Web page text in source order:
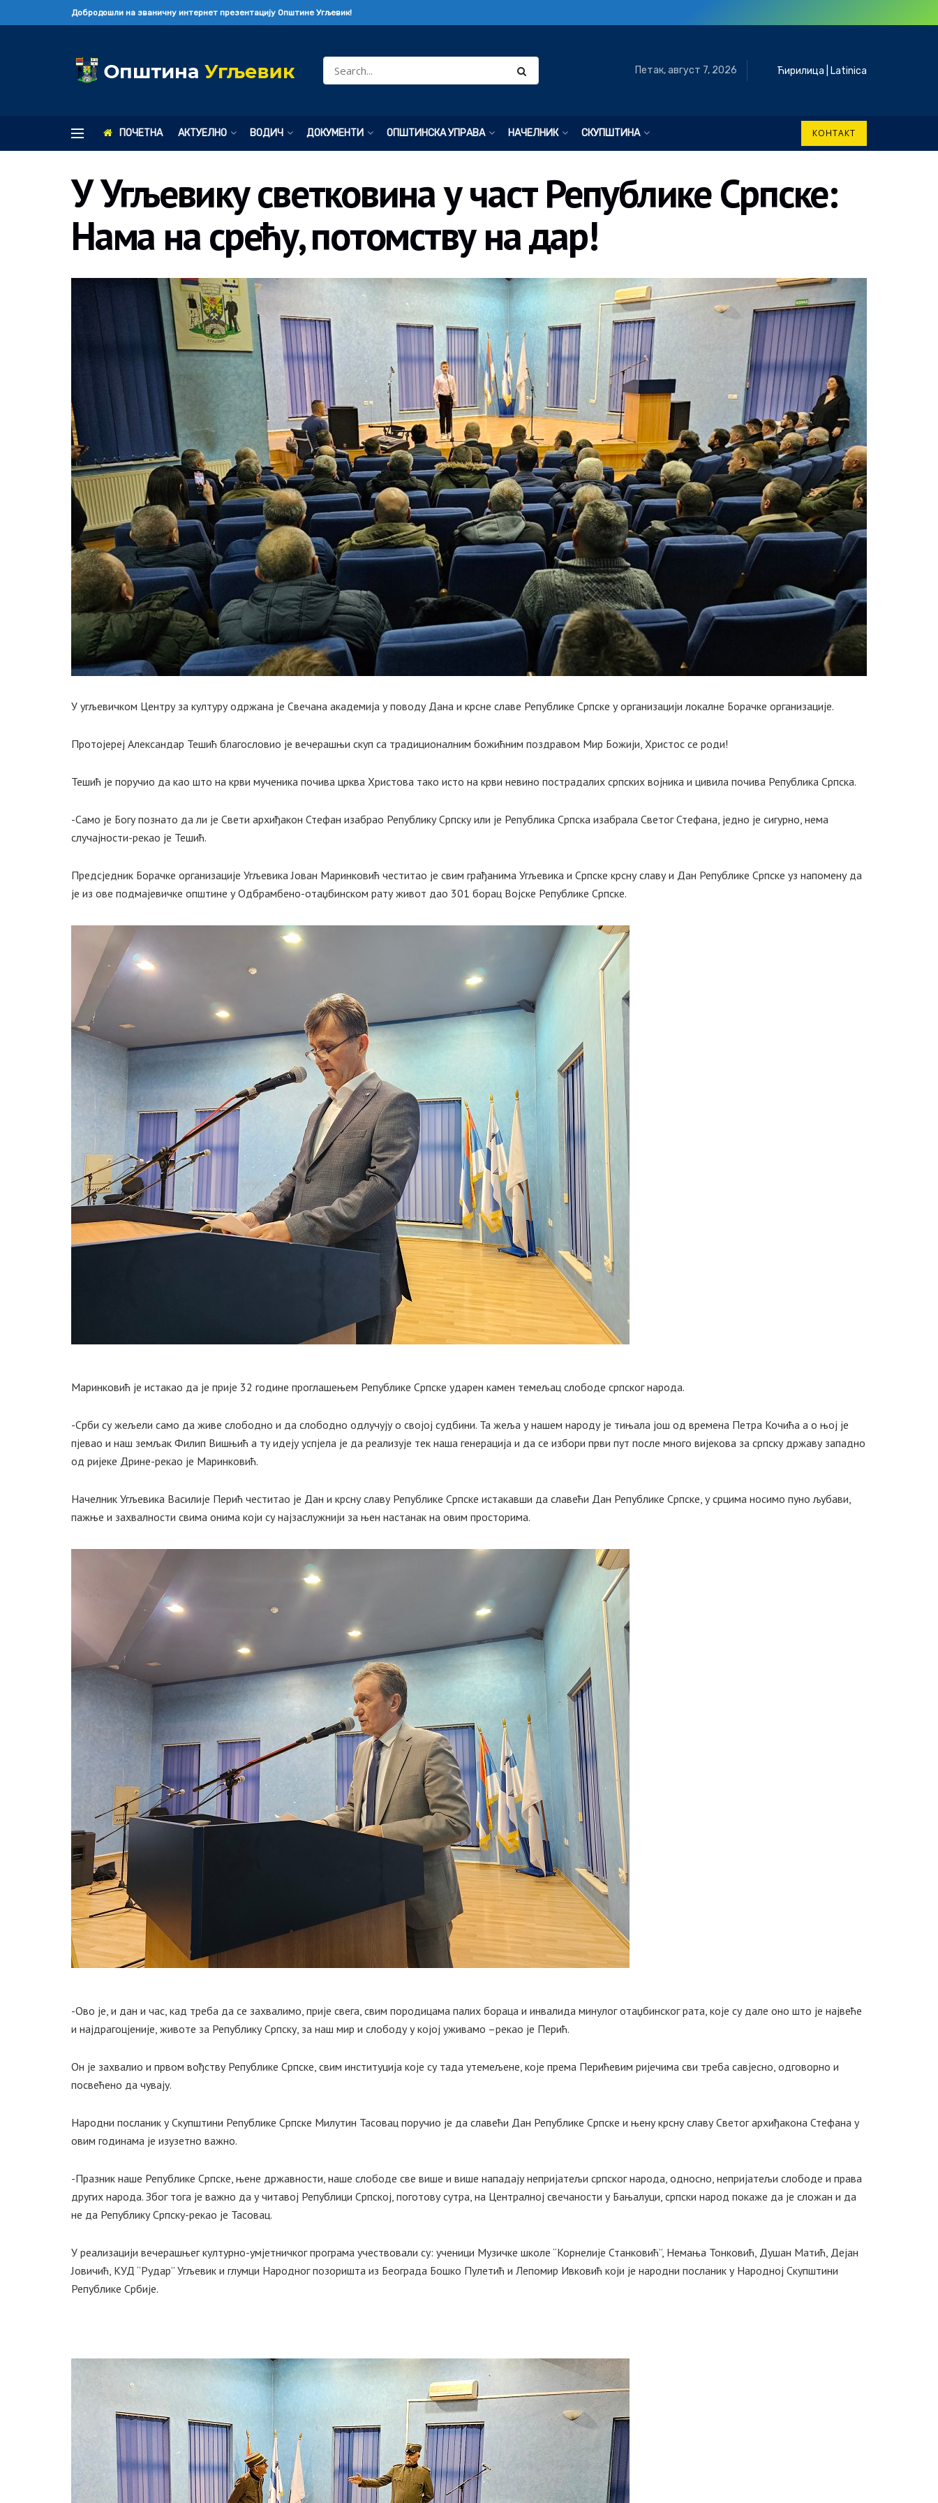
Добродошли на званичну интернет презентацију Општине Угљевик!
Петак, август 7, 2026 Ћирилица Latinica
ПОЧЕТНА АКТУЕЛНО ВОДИЧ ДОКУМЕНТИ ОПШТИНСКА УПРАВА НАЧЕЛНИК СКУПШТИНА КОНТАКТ
У Угљевику светковина у част Републике Српске:
Нама на срећу, потомству на дар!
У угљевичком Центру за културу одржана је Свечана академија у поводу Дана и крсне славе Републике Српске у организацији локалне Борачке организације.
Протојереј Александар Тешић благословио је вечерашњи скуп са традиционалним божићним поздравом Мир Божији, Христос се роди!
Тешић је поручио да као што на крви мученика почива црква Христова тако исто на крви невино пострадалих српских војника и цивила почива Република Српска.
-Само је Богу познато да ли је Свети архиђакон Стефан изабрао Републику Српску или је Република Српска изабрала Светог Стефана, једно је сигурно, нема
случајности-рекао је Тешић.
Предсједник Борачке организације Угљевика Јован Маринковић честитао је свим грађанима Угљевика и Српске крсну славу и Дан Републике Српске уз напомену да
је из ове подмајевичке општине у Одбрамбено-отаџбинском рату живот дао 301 борац Војске Републике Српске.
Маринковић је истакао да је прије 32 године проглашењем Републике Српске ударен камен темељац слободе српског народа.
-Срби су жељели само да живе слободно и да слободно одлучују о својој судбини. Та жеља у нашем народу је тињала још од времена Петра Кочића а о њој је
пјевао и наш земљак Филип Вишњић а ту идеју успјела је да реализује тек наша генерација и да се избори први пут после много вијекова за српску државу западно
од ријеке Дрине-рекао је Маринковић.
Начелник Угљевика Василије Перић честитао је Дан и крсну славу Републике Српске истакавши да славећи Дан Републике Српске, у срцима носимо пуно љубави,
пажње и захвалности свима онима који су најзаслужнији за њен настанак на овим просторима.
-Ово је, и дан и час, кад треба да се захвалимо, прије свега, свим породицама палих бораца и инвалида минулог отаџбинског рата, које су дале оно што је највеће
и најдрагоцјеније, животе за Републику Српску, за наш мир и слободу у којој уживамо –рекао је Перић.
Он је захвалио и првом вођству Републике Српске, свим институција које су тада утемељене, које према Перићевим ријечима сви треба савјесно, одговорно и
посвећено да чувају.
Народни посланик у Скупштини Републике Српске Милутин Тасовац поручио је да славећи Дан Републике Српске и њену крсну славу Светог архиђакона Стефана у
овим годинама је изузетно важно.
-Празник наше Републике Српске, њене државности, наше слободе све више и више нападају непријатељи српског народа, односно, непријатељи слободе и права
других народа. Због тога је важно да у читавој Републици Српској, поготову сутра, на Централној свечаности у Бањалуци, српски народ покаже да је сложан и да
не да Републику Српску-рекао је Тасовац.
У реализацији вечерашњег културно-умјетничког програма учествовали су: ученици Музичке школе “Корнелије Станковић”, Немања Тонковић, Душан Матић, Дејан
Јовичић, КУД “Рудар” Угљевик и глумци Народног позоришта из Београда Бошко Пулетић и Лепомир Ивковић који је народни посланик у Народној Скупштини
Републике Србије.